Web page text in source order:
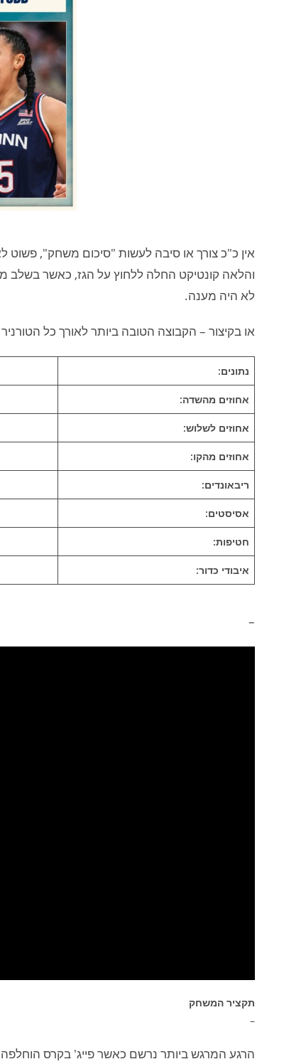
לא היה מענה.
או בקיצור – הקבוצה הטובה ביותר לאורך כל
נתונים:
אחוזים מהשדה:
אחוזים לשלוש:
אחוזים מהקו:
ריבאונדים:
אסיסטים:
חטיפות:
איבודי כדור:
–
תקציר המשחק
–
הרגע המרגש ביותר נרשם כאשר פייג' בקרס